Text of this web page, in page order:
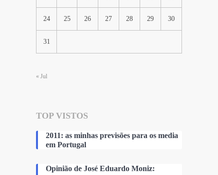
24 25 26 27 28 29 30
31
« Jul
TOP VISTOS
2011: as minhas previsões para os media
em Portugal
Opinião de José Eduardo Moniz: